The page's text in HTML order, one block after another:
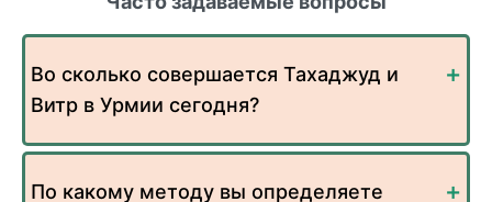
Во сколько совершается Тахаджуд и
Витр в Урмии сегодня?
По какому методу вы определяете